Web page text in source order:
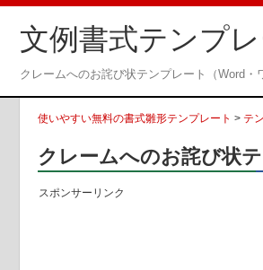
文例書式テンプ
クレームへのお詫び状テンプレート（Word
使いやすい無料の書式雛形テンプレート > テ
クレームへのお詫び状
スポンサーリンク